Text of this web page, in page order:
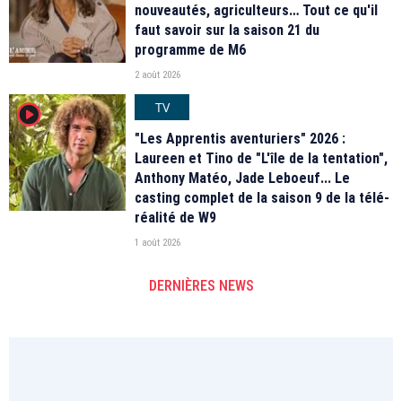
nouveautés, agriculteurs… Tout ce qu'il
faut savoir sur la saison 21 du
programme de M6
2 août 2026
player2
TV
"Les Apprentis aventuriers" 2026 :
Laureen et Tino de "L'île de la tentation",
Anthony Matéo, Jade Leboeuf... Le
casting complet de la saison 9 de la télé-
réalité de W9
1 août 2026
DERNIÈRES NEWS